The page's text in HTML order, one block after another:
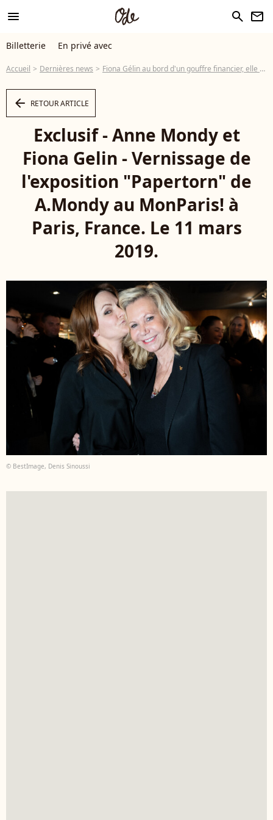
menu search newsletter
Billetterie En privé avec
Accueil Dernières news Fiona Gélin au bord d'un gouffre financier, elle vit avec 500€ d'allocation handicapé
arrow_left RETOUR ARTICLE
Exclusif - Anne Mondy et
Fiona Gelin - Vernissage de
l'exposition "Papertorn" de
A.Mondy au MonParis! à
Paris, France. Le 11 mars
2019.
© BestImage, Denis Sinoussi